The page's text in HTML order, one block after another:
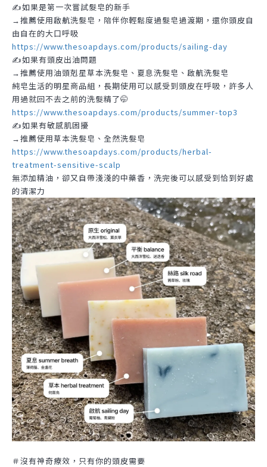
✍️如果是第一次嘗試髮皂的新手
→ 推薦使用啟航洗髮皂，陪伴你輕鬆度過髮皂過渡期，還你頭皮自
由自在的大口呼吸
https://www.thesoapdays.com/products/sailing-day
✍️如果有頭皮出油問題
→ 推薦使用油頭剋星草本洗髮皂、夏息洗髮皂、啟航洗髮皂
純皂生活的明星商品組，長期使用可以感受到頭皮在呼吸，許多人
用過就回不去之前的洗髮精了🤭
https://www.thesoapdays.com/products/summer-top3
✍️如果有敏感肌困擾
→ 推薦使用草本洗髮皂、全然洗髮皂
https://www.thesoapdays.com/products/herbal-
treatment-sensitive-scalp
無添加精油，卻又自帶淺淺的中藥香，洗完後可以感受到恰到好處
的清潔力
＃沒有神奇療效，只有你的頭皮需要